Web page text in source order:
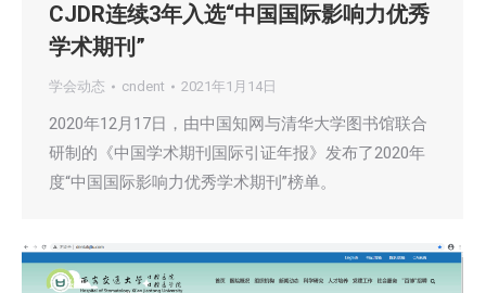
CJDR连续3年入选“中国国际影响力优秀
学术期刊”
学会动态 cndent 2021年1月14日
2020年12月17日，由中国知网与清华大学图书馆联合
研制的《中国学术期刊国际引证年报》发布了2020年
度“中国国际影响力优秀学术期刊”榜单。